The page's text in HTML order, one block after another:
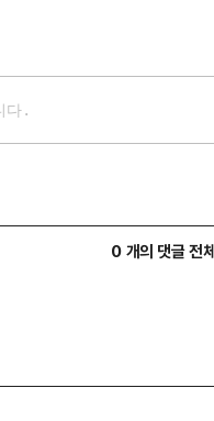
0 개의 댓글 전